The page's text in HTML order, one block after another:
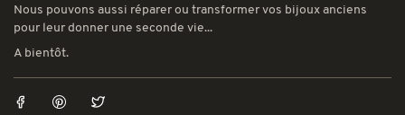
Nous pouvons aussi réparer ou transformer vos bijoux anciens
pour leur donner une seconde vie...
A bientôt.